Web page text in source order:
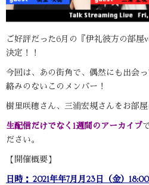
ご好評だった6月の『伊礼彼方の部屋
決定！！
今回は、あの街角で、偶然にも出会
絡みのないこのメンバー！
樹里咲穂さん、三浦宏規さんをお部屋
生配信だけでなく1週間のアーカイブ
ださい。
【開催概要】
日時： 2021年年7月月23日（金）